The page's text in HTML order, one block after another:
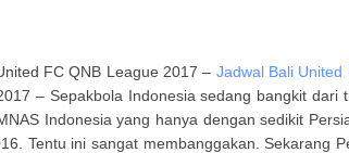
FC QNB League 2017 – Jadwal Bali United
– Sepakbola Indonesia sedang bangkit dari
Indonesia yang hanya dengan sedikit
Tentu ini sangat membanggakan. Sekarang